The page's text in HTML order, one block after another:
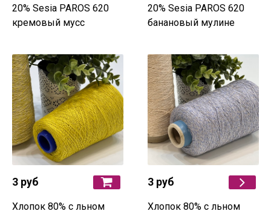
20% Sesia PAROS 620
кремовый мусс
20% Sesia PAROS 620
банановый мулине
3 руб
Хлопок 80% с льном
3 руб
Хлопок 80% с льном